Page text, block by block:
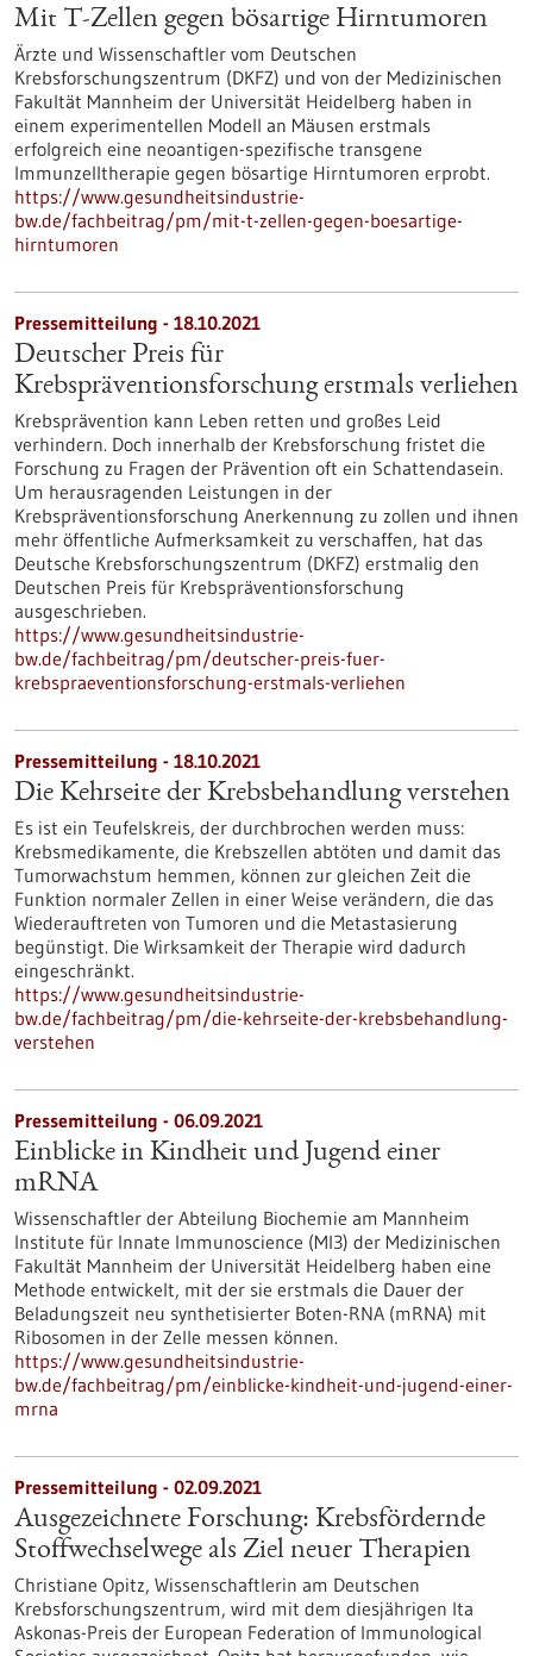
Mit T-Zellen gegen bösartige Hirntumoren
Ärzte und Wissenschaftler vom Deutschen
Krebsforschungszentrum (DKFZ) und von der Medizinischen
Fakultät Mannheim der Universität Heidelberg haben in
einem experimentellen Modell an Mäusen erstmals
erfolgreich eine neoantigen-spezifische transgene
Immunzelltherapie gegen bösartige Hirntumoren erprobt.
https://www.gesundheitsindustrie-
bw.de/fachbeitrag/pm/mit-t-zellen-gegen-boesartige-
hirntumoren
Pressemitteilung - 18.10.2021
Deutscher Preis für
Krebspräventionsforschung erstmals verliehen
Krebsprävention kann Leben retten und großes Leid
verhindern. Doch innerhalb der Krebsforschung fristet die
Forschung zu Fragen der Prävention oft ein Schattendasein.
Um herausragenden Leistungen in der
Krebspräventionsforschung Anerkennung zu zollen und ihnen
mehr öffentliche Aufmerksamkeit zu verschaffen, hat das
Deutsche Krebsforschungszentrum (DKFZ) erstmalig den
Deutschen Preis für Krebspräventionsforschung
ausgeschrieben.
https://www.gesundheitsindustrie-
bw.de/fachbeitrag/pm/deutscher-preis-fuer-
krebspraeventionsforschung-erstmals-verliehen
Pressemitteilung - 18.10.2021
Die Kehrseite der Krebsbehandlung verstehen
Es ist ein Teufelskreis, der durchbrochen werden muss:
Krebsmedikamente, die Krebszellen abtöten und damit das
Tumorwachstum hemmen, können zur gleichen Zeit die
Funktion normaler Zellen in einer Weise verändern, die das
Wiederauftreten von Tumoren und die Metastasierung
begünstigt. Die Wirksamkeit der Therapie wird dadurch
eingeschränkt.
https://www.gesundheitsindustrie-
bw.de/fachbeitrag/pm/die-kehrseite-der-krebsbehandlung-
verstehen
Pressemitteilung - 06.09.2021
Einblicke in Kindheit und Jugend einer
mRNA
Wissenschaftler der Abteilung Biochemie am Mannheim
Institute für Innate Immunoscience (MI3) der Medizinischen
Fakultät Mannheim der Universität Heidelberg haben eine
Methode entwickelt, mit der sie erstmals die Dauer der
Beladungszeit neu synthetisierter Boten-RNA (mRNA) mit
Ribosomen in der Zelle messen können.
https://www.gesundheitsindustrie-
bw.de/fachbeitrag/pm/einblicke-kindheit-und-jugend-einer-
mrna
Pressemitteilung - 02.09.2021
Ausgezeichnete Forschung: Krebsfördernde
Stoffwechselwege als Ziel neuer Therapien
Christiane Opitz, Wissenschaftlerin am Deutschen
Krebsforschungszentrum, wird mit dem diesjährigen Ita
Askonas-Preis der European Federation of Immunological